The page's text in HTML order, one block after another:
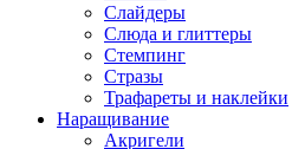
Слайдеры
Слюда и глиттеры
Стемпинг
Стразы
Трафареты и наклейки
Наращивание
Акригели